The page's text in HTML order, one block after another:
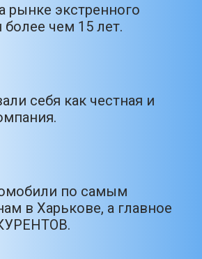
рынке экстренного
чем 15 лет.
себя как честная и
по самым
в Харькове, а главное